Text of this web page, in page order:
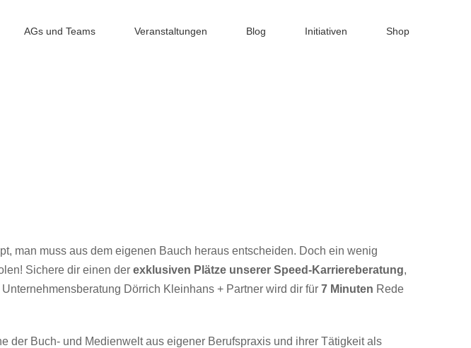
AGs und Teams Veranstaltungen Blog Initiativen Shop
man muss aus dem eigenen Bauch heraus entscheiden. Doch ein wenig
Sichere dir einen der exklusiven Plätze unserer Speed-Karriereberatung,
Dörrich Kleinhans + Partner wird dir für 7 Minuten Rede
der Buch- und Medienwelt aus eigener Berufspraxis und ihrer Tätigkeit als